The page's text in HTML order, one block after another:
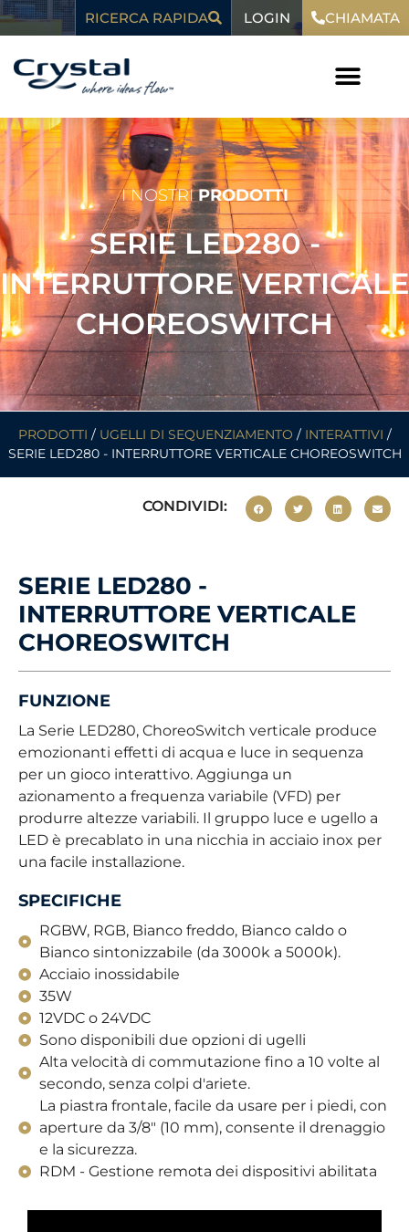
contenuto
Vai
al
RICERCA RAPIDA LOGIN CHIAMATA
I NOSTRIPRODOTTI
SERIE LED280 -
INTERRUTTORE VERTICALE
CHOREOSWITCH
PRODOTTI / UGELLI DI SEQUENZIAMENTO / INTERATTIVI /
SERIE LED280 - INTERRUTTORE VERTICALE CHOREOSWITCH
CONDIVIDI:
SERIE LED280 -
INTERRUTTORE VERTICALE
CHOREOSWITCH
FUNZIONE
La Serie LED280, ChoreoSwitch verticale produce
emozionanti effetti di acqua e luce in sequenza
per un gioco interattivo. Aggiunga un
azionamento a frequenza variabile (VFD) per
produrre altezze variabili. Il gruppo luce e ugello a
LED è precablato in una nicchia in acciaio inox per
una facile installazione.
SPECIFICHE
RGBW, RGB, Bianco freddo, Bianco caldo o
Bianco sintonizzabile (da 3000k a 5000k).
Acciaio inossidabile
35W
12VDC o 24VDC
Sono disponibili due opzioni di ugelli
Alta velocità di commutazione fino a 10 volte al
secondo, senza colpi d'ariete.
La piastra frontale, facile da usare per i piedi, con
aperture da 3/8" (10 mm), consente il drenaggio
e la sicurezza.
RDM - Gestione remota dei dispositivi abilitata